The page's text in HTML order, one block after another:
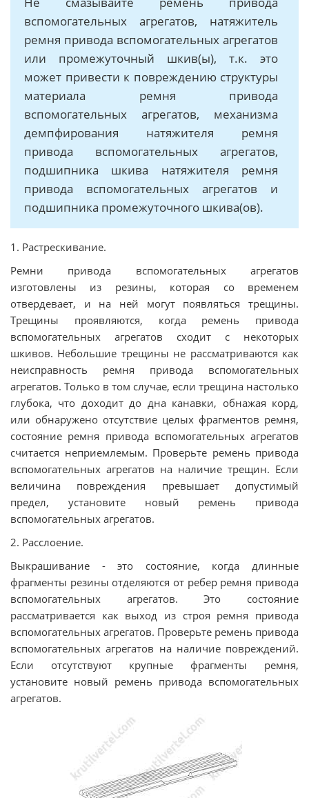
вспомогательных агрегатов, натяжитель
ремня привода вспомогательных агрегатов
или промежуточный шкив(ы), т.к. это
может привести к повреждению структуры
материала ремня привода
вспомогательных агрегатов, механизма
демпфирования натяжителя ремня
привода вспомогательных агрегатов,
подшипника шкива натяжителя ремня
привода вспомогательных агрегатов и
подшипника промежуточного шкива(ов).
1. Растрескивание.
Ремни привода вспомогательных агрегатов
изготовлены из резины, которая со временем
отвердевает, и на ней могут появляться трещины.
Трещины проявляются, когда ремень привода
вспомогательных агрегатов сходит с некоторых
шкивов. Небольшие трещины не рассматриваются как
неисправность ремня привода вспомогательных
агрегатов. Только в том случае, если трещина настолько
глубока, что доходит до дна канавки, обнажая корд,
или обнаружено отсутствие целых фрагментов ремня,
состояние ремня привода вспомогательных агрегатов
считается неприемлемым. Проверьте ремень привода
вспомогательных агрегатов на наличие трещин. Если
величина повреждения превышает допустимый
предел, установите новый ремень привода
вспомогательных агрегатов.
2. Расслоение.
Выкрашивание - это состояние, когда длинные
фрагменты резины отделяются от ребер ремня привода
вспомогательных агрегатов. Это состояние
рассматривается как выход из строя ремня привода
вспомогательных агрегатов. Проверьте ремень привода
вспомогательных агрегатов на наличие повреждений.
Если отсутствуют крупные фрагменты ремня,
установите новый ремень привода вспомогательных
агрегатов.